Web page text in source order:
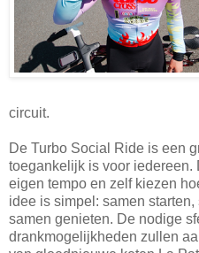
circuit.
De Turbo Social Ride is een
toegankelijk is voor iedereen.
eigen tempo en zelf kiezen
idee is simpel: samen
samen genieten. De nodige
drankmogelijkheden zullen